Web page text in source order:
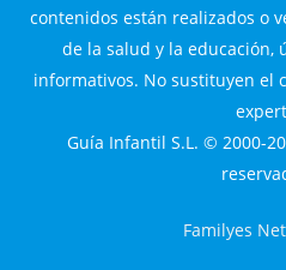
contenidos están realizados o
de la salud y la educación,
informativos. No sustituyen el
Guía Infantil S.L. © 2000-
Familyes